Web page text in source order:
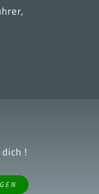
!